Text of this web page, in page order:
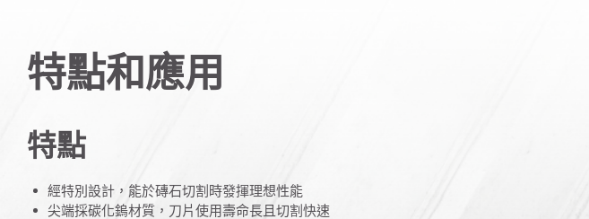
特點和應用
特點
經特別設計，能於磚石切割時發揮理想性能
尖端採碳化鎢材質，刀片使用壽命長且切割快速